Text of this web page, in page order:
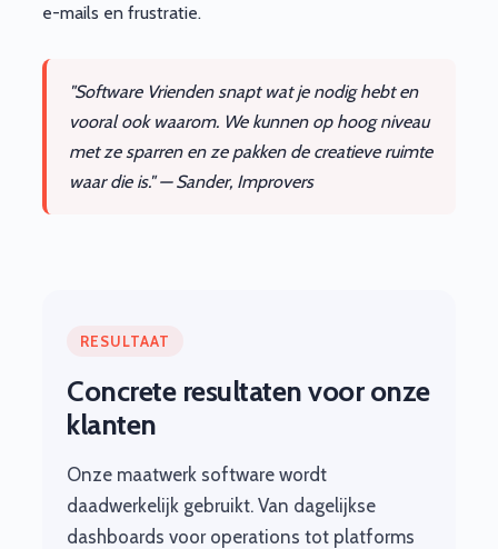
e-mails en frustratie.
"Software Vrienden snapt wat je nodig hebt en
vooral ook waarom. We kunnen op hoog niveau
met ze sparren en ze pakken de creatieve ruimte
waar die is." — Sander, Improvers
RESULTAAT
Concrete resultaten voor onze
klanten
Onze maatwerk software wordt
daadwerkelijk gebruikt. Van dagelijkse
dashboards voor operations tot platforms